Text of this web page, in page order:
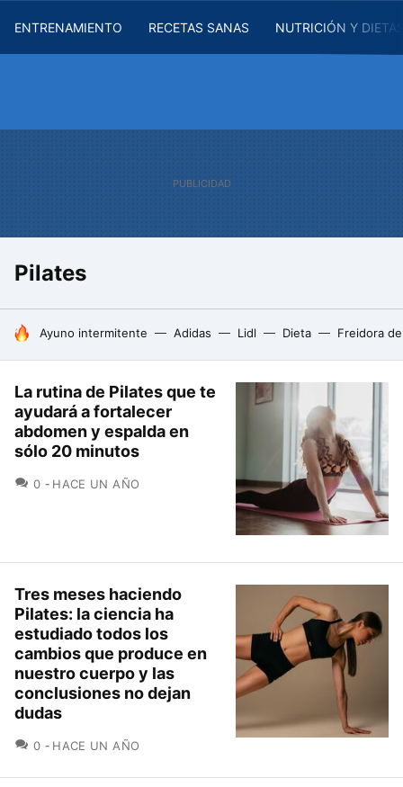
ENTRENAMIENTO RECETAS SANAS NUTRICIÓN Y
Pilates
HOY SE HABLA DE
Ayuno intermitente Adidas Lidl Dieta Freidora
La rutina de Pilates que te
ayudará a fortalecer
abdomen y espalda en
sólo 20 minutos
0 COMENTARIOS
HACE UN AÑO
Tres meses haciendo
Pilates: la ciencia ha
estudiado todos los
cambios que produce en
nuestro cuerpo y las
conclusiones no dejan
dudas
0 COMENTARIOS
HACE UN AÑO